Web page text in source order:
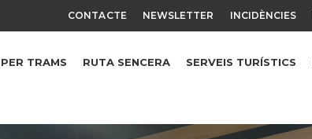
CONTACTE NEWSLETTER INCIDÈNCIES
TRAMS RUTA SENCERA SERVEIS TURÍSTICS